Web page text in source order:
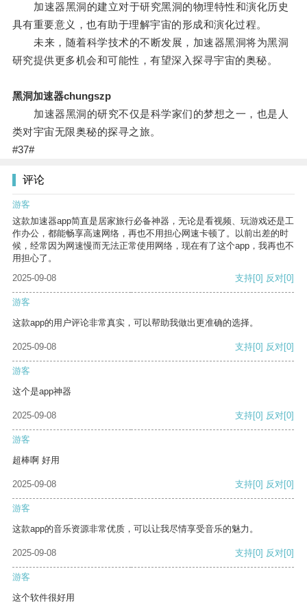
加速器黑洞的建立对于研究黑洞的物理特性和演化历史
具有重要意义，也有助于理解宇宙的形成和演化过程。
未来，随着科学技术的不断发展，加速器黑洞将为黑洞
研究提供更多机会和可能性，有望深入探寻宇宙的奥秘。
黑洞加速器chungszp
加速器黑洞的研究不仅是科学家们的梦想之一，也是人
类对宇宙无限奥秘的探寻之旅。
#37#
评论
游客
这款加速器app简直是居家旅行必备神器，无论是看视频、玩游戏还是工
作办公，都能畅享高速网络，再也不用担心网速卡顿了。以前出差的时
候，经常因为网速慢而无法正常使用网络，现在有了这个app，我再也不
用担心了。
2025-09-08
支持[0] 反对[0]
游客
这款app的用户评论非常真实，可以帮助我做出更准确的选择。
2025-09-08 支持[0] 反对[0]
游客
这个是app神器
2025-09-08 支持[0] 反对[0]
游客
超棒啊 好用
2025-09-08 支持[0] 反对[0]
游客
这款app的音乐资源非常优质，可以让我尽情享受音乐的魅力。
2025-09-08 支持[0] 反对[0]
游客
这个软件很好用